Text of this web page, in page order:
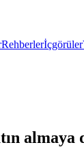
Rehberlerİçgörüler
almaya